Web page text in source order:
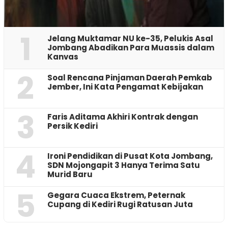
1
Jelang Muktamar NU ke-35, Pelukis Asal
Jombang Abadikan Para Muassis dalam
Kanvas
2
‎Soal Rencana Pinjaman Daerah Pemkab
Jember, Ini Kata Pengamat Kebijakan ‎
3
Faris Aditama Akhiri Kontrak dengan
Persik Kediri
4
Ironi Pendidikan di Pusat Kota Jombang,
SDN Mojongapit 3 Hanya Terima Satu
Murid Baru
5
‎Gegara Cuaca Ekstrem, Peternak
Cupang di Kediri Rugi Ratusan Juta